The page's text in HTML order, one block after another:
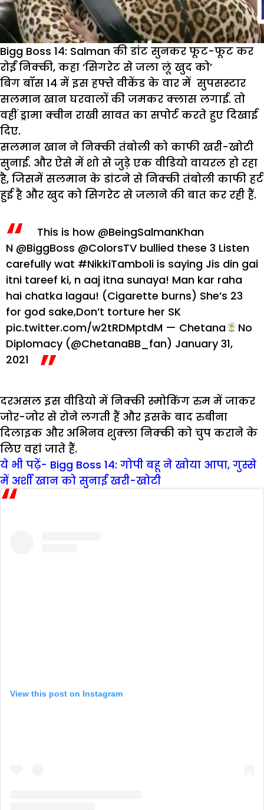
Bigg Boss 14: Salman की डांट सुनकर फूट-फूट कर
रोईं निक्की, कहा ‘सिगरेट से जला लूं खुद को’
बिग बॉस 14 में इस हफ्ते वीकेंड के वार में सुपसस्टार
सलमान खान घरवालों की जमकर क्लास लगाई. तो
वहीं ड्रामा क्वीन राखी सावत का सपोर्ट करते हुए दिखाई
दिए.
सलमान खान ने निक्की तंबोली को काफी खरी-खोटी
सुनाई. और ऐसे में शो से जुड़े एक वीडियो वायरल हो रहा
है, जिसमें सलमान के डांटने से निक्की तंबोली काफी हर्ट
हुई है और खुद को सिगरेट से जलाने की बात कर रही हैं.
This is how @BeingSalmanKhan
N @BiggBoss @ColorsTV bullied these 3 Listen
carefully wat #NikkiTamboli is saying Jis din gai
itni tareef ki, n aaj itna sunaya! Man kar raha
hai chatka lagau! (Cigarette burns) She’s 23
for god sake,Don’t torture her SK
pic.twitter.com/w2tRDMptdM — Chetana
No
Diplomacy (@ChetanaBB_fan) January 31,
2021
दरअसल इस वीडियो में निक्की स्मोकिंग रुम में जाकर
जोर-जोर से रोने लगती हैं और इसके बाद रुबीना
दिलाइक और अभिनव शुक्ला निक्की को चुप कराने के
लिए वहां जाते हैं.
ये भी पढ़ें- Bigg Boss 14: गोपी बहू ने खोया आपा, गुस्से
में अर्शी खान को सुनाईं खरी-खोटी
View this post on Instagram